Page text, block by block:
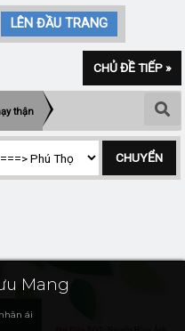
LÊN ĐẦU TRANG
CHỦ ĐỀ TIẾP »
thận
Mang
ái